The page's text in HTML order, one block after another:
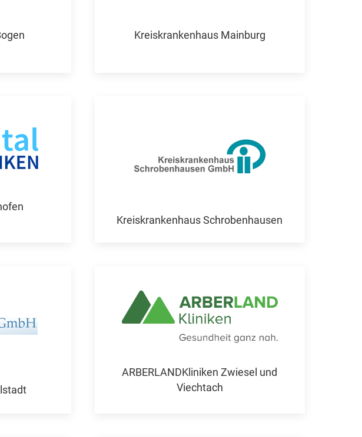
Kreiskrankenhaus Mainburg
Kreiskrankenhaus Schrobenhausen
ARBERLANDKliniken Zwiesel und
Viechtach